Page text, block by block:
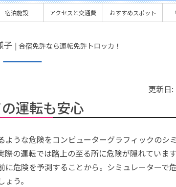
宿泊施設 アクセスと交通費 おすすめスポット
子 | 合宿免許なら運転免許トロッカ！
更新日:
運転も安心
ような危険をコンピューターグラフィックのシ
際の運転では路上の至る所に危険が隠れていま
に危険を予測することから。シミュレーターで
う。